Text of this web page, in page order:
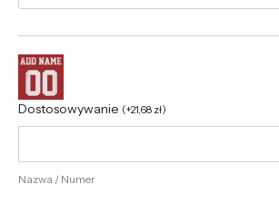
Dostosowywanie (+21,68 zł)
Nazwa / Numer